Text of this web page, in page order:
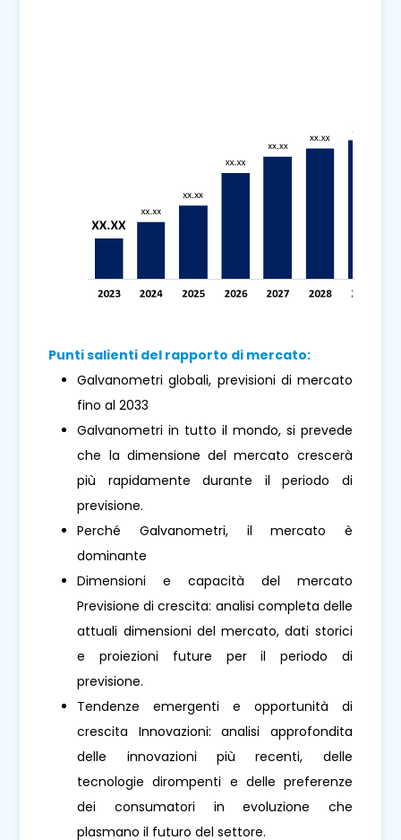
Punti salienti del rapporto di mercato:
Galvanometri globali, previsioni di mercato
fino al 2033
Galvanometri in tutto il mondo, si prevede
che la dimensione del mercato crescerà
più rapidamente durante il periodo di
previsione.
Perché Galvanometri, il mercato è
dominante
Dimensioni e capacità del mercato
Previsione di crescita: analisi completa delle
attuali dimensioni del mercato, dati storici
e proiezioni future per il periodo di
previsione.
Tendenze emergenti e opportunità di
crescita Innovazioni: analisi approfondita
delle innovazioni più recenti, delle
tecnologie dirompenti e delle preferenze
dei consumatori in evoluzione che
plasmano il futuro del settore.